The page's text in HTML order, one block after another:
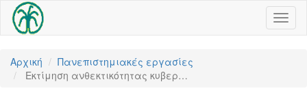
Αρχική
Πανεπιστημιακές εργασίες
Εκτίμηση ανθεκτικότητας κυβερ…